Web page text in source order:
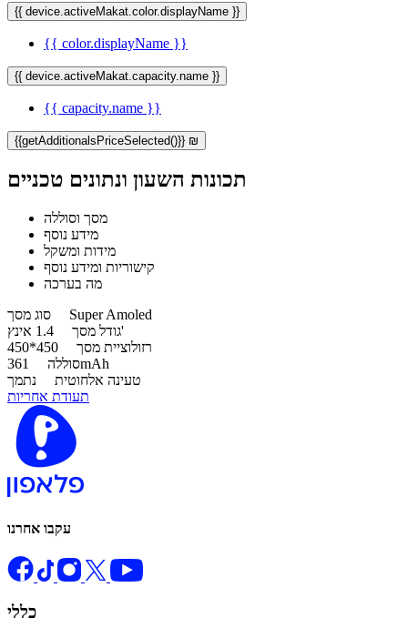
{{ device.activeMakat.color.displayName }}
{{ color.displayName }}
{{ device.activeMakat.capacity.name }}
{{ capacity.name }}
{{getAdditionalsPriceSelected()}} ₪
תכונות השעון ונתונים טכניים
מסך וסוללה
מידע נוסף
מידות ומשקל
קישוריות ומידע נוסף
מה בערכה
סוג מסך Super Amoled
גודל מסך1.4 אינץ'
רזולוציית מסך
סוללה361mAh
טעינה אלחוטית נתמך
תעודת אחריות
עקבו אחרנו
כללי